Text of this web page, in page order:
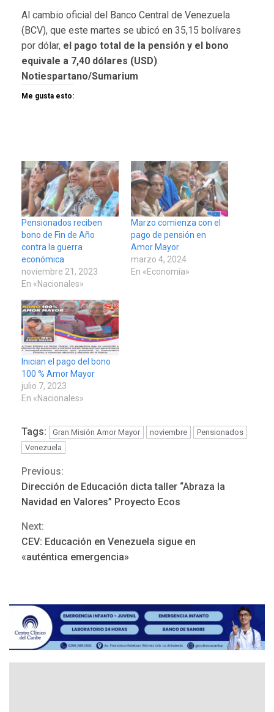
Al cambio oficial del Banco Central de Venezuela
(BCV), que este martes se ubicó en 35,15 bolívares
por dólar, el pago total de la pensión y el bono
equivale a 7,40 dólares (USD).
Notiespartano/Sumarium
Me gusta esto:
Pensionados reciben
bono de Fin de Año
contra la guerra
económica
noviembre 21, 2023
En «Nacionales»
Marzo comienza con el
pago de pensión en
Amor Mayor
marzo 4, 2024
En «Economía»
Inician el pago del bono
100 % Amor Mayor
julio 7, 2023
En «Nacionales»
Tags: Gran Misión Amor Mayor noviembre
Pensionados
Venezuela
Continue
Reading
Previous:
Dirección de Educación dicta taller “Abraza la
Navidad en Valores” Proyecto Ecos
Next:
CEV: Educación en Venezuela sigue en
«auténtica emergencia»
REGIONALES ÚLTIMA HORA
Mariño fortalece capacidad
gestión
REGIONALES ÚLTIMA HORA
Reparan hundimiento de la
«Juan Bautista Arismendi» a